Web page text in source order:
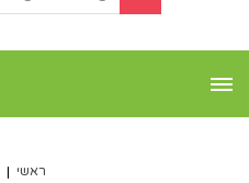
ראשי |